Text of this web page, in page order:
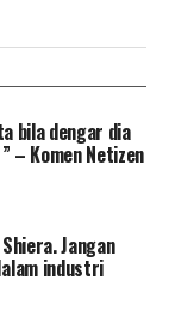
bila dengar dia
– Komen Netizen
Jangan
industri